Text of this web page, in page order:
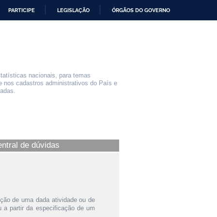
PARTICIPE LEGISLAÇÃO ÓRGÃOS DO GOVERNO
nacionais, para temas
cadastros administrativos do País e
de dúvidas
de uma dada atividade ou de
a partir da especificação de um